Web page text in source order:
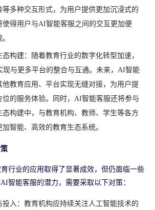
等多种交互形式，为用户提供更加沉浸式的
使得用户与AI智能客服之间的交互更加便
构建：随着教育行业的数字化转型加速，
现与更多平台的整合与互通。未来，AI智能
他教育应用、平台实现无缝对接，为用户提
位的服务体验。同时，AI智能客服还将参与
态构建中，与教育机构、教师、学生等各方
智能、高效的教育生态系统。
行业的应用取得了显著成效，但仍面临一些
智能客服的潜力，需要采取以下对策：
投入：教育机构应持续关注人工智能技术的